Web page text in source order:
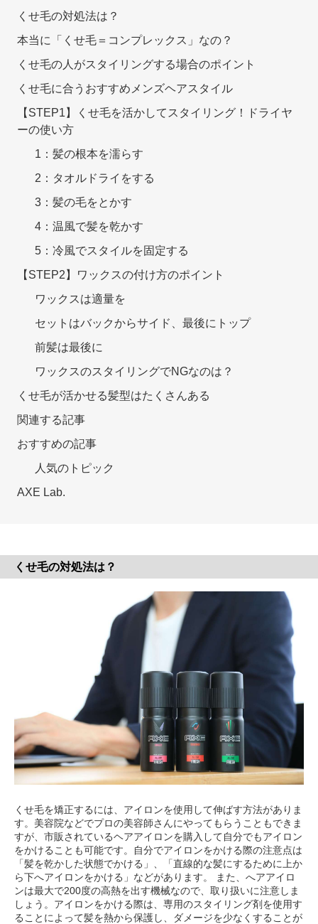
くせ毛の対処法は？
本当に「くせ毛＝コンプレックス」なの？
くせ毛の人がスタイリングする場合のポイント
くせ毛に合うおすすめメンズヘアスタイル
【STEP1】くせ毛を活かしてスタイリング！ドライヤ
ーの使い方
1：髪の根本を濡らす
2：タオルドライをする
3：髪の毛をとかす
4：温風で髪を乾かす
5：冷風でスタイルを固定する
【STEP2】ワックスの付け方のポイント
ワックスは適量を
セットはバックからサイド、最後にトップ
前髪は最後に
ワックスのスタイリングでNGなのは？
くせ毛が活かせる髪型はたくさんある
関連する記事
おすすめの記事
人気のトピック
AXE Lab.
くせ毛の対処法は？
くせ毛を矯正するには、アイロンを使用して伸ばす方法がありま
す。美容院などでプロの美容師さんにやってもらうこともできま
すが、市販されているヘアアイロンを購入して自分でもアイロン
をかけることも可能です。自分でアイロンをかける際の注意点は
「髪を乾かした状態でかける」、「直線的な髪にするために上か
ら下へアイロンをかける」などがあります。 また、へアアイロ
ンは最大で200度の高熱を出す機械なので、取り扱いに注意しま
しょう。アイロンをかける際は、専用のスタイリング剤を使用す
ることによって髪を熱から保護し、ダメージを少なくすることが